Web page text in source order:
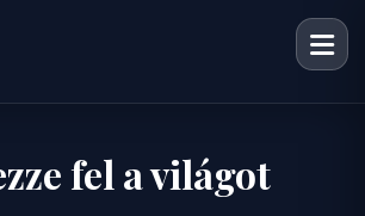
fel a világot